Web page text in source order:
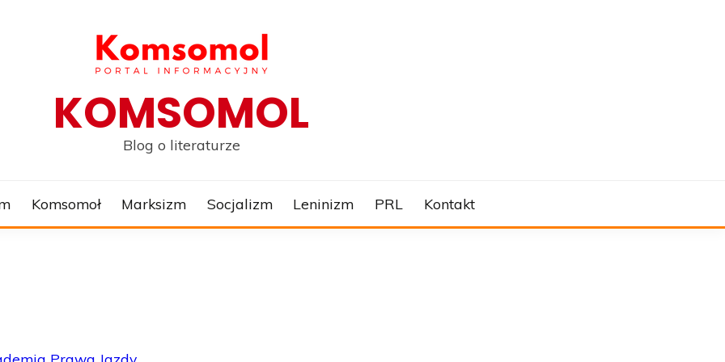
KOMSOMOL
Blog o literaturze
Komsomoł Marksizm Socjalizm Leninizm PRL Kontakt